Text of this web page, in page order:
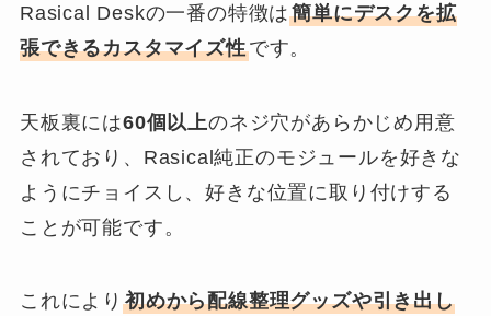
Rasical Deskの一番の特徴は簡単にデスクを拡
張できるカスタマイズ性です。
天板裏には60個以上のネジ穴があらかじめ用意
されており、Rasical純正のモジュールを好きな
ようにチョイスし、好きな位置に取り付けする
ことが可能です。
これにより 初めから配線整理グッズや引き出し